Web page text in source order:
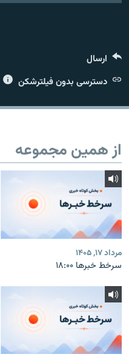
ارسال
دسترسی بدون فیلترشکن
از همین مجموعه
مرداد ۱۷, ۱۴۰۵
سرخط خبرها ۱۸:۰۰